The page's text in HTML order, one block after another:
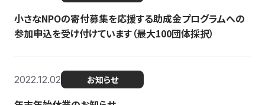
小さなNPOの寄付募集を応援する助成金プログラムへの
参加申込を受け付けています（最大100団体採択）
2022.12.02 お知らせ